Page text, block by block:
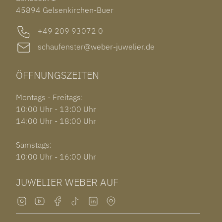
GARMIN VENU 3S
45894 Gelsenkirchen-Buer
+49 209 93072 0
schaufenster@weber-juwelier.de
ÖFFNUNGSZEITEN
Montags - Freitags:
10:00 Uhr - 13:00 Uhr
14:00 Uhr - 18:00 Uhr
Samstags:
10:00 Uhr - 16:00 Uhr
JUWELIER WEBER AUF